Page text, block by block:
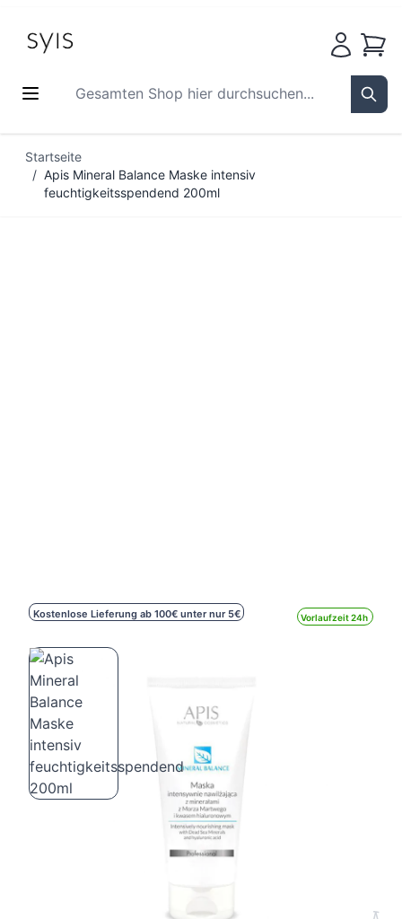
Gesamten Shop hier durchsuchen...
Startseite
/ Apis Mineral Balance Maske intensiv
feuchtigkeitsspendend 200ml
Kostenlose Lieferung ab 100€ unter nur 5€ Vorlaufzeit 24h
Apis Mineral Balance Maske intensiv